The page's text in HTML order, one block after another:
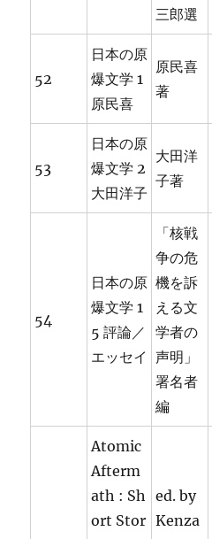
三郎選
52
日本の原
爆文学 1
原民喜
原民喜
著
53
日本の原
爆文学 2
大田洋子
大田洋
子著
54
日本の原
爆文学 1
5 評論／
エッセイ
「核戦
争の危
機を訴
える文
学者の
声明」
署名者
編
Atomic
Afterm
ath : Sh
ort Stor
ed. by
Kenza